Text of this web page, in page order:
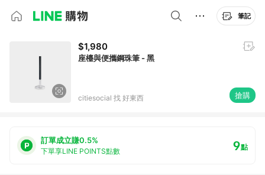
筆記
$1,980
座檯與便攜鋼珠筆 - 黑
citiesocial 找 好東西 搶購
訂單成立賺0.5%
下單享LINE POINTS點數 9點